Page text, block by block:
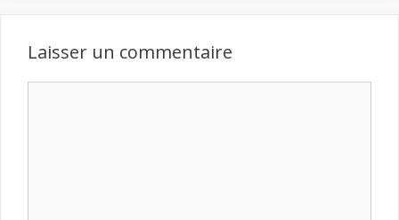
Laisser un commentaire